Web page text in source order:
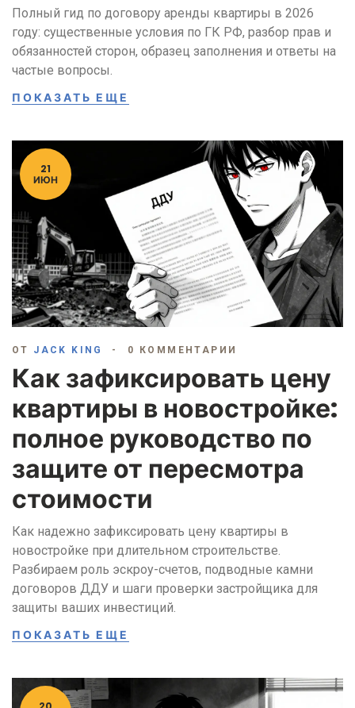
Полный гид по договору аренды квартиры в 2026
году: существенные условия по ГК РФ, разбор прав и
обязанностей сторон, образец заполнения и ответы на
частые вопросы.
ПОКАЗАТЬ ЕЩЕ
21
ИЮН
ОТ JACK KING 0 КОММЕНТАРИИ
Как зафиксировать цену
квартиры в новостройке:
полное руководство по
защите от пересмотра
стоимости
Как надежно зафиксировать цену квартиры в
новостройке при длительном строительстве.
Разбираем роль эскроу-счетов, подводные камни
договоров ДДУ и шаги проверки застройщика для
защиты ваших инвестиций.
ПОКАЗАТЬ ЕЩЕ